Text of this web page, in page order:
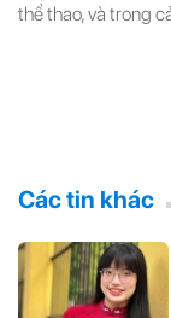
thể thao, và trong
Các tin khác